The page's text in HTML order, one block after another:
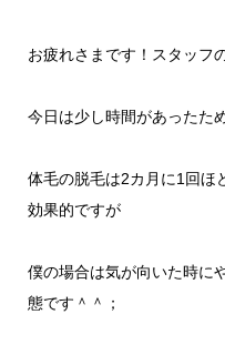
お疲れさまです！スタッフ
今日は少し時間があったた
体毛の脱毛は2カ月に1回ほ
効果的ですが
僕の場合は気が向いた時に
態です＾＾；